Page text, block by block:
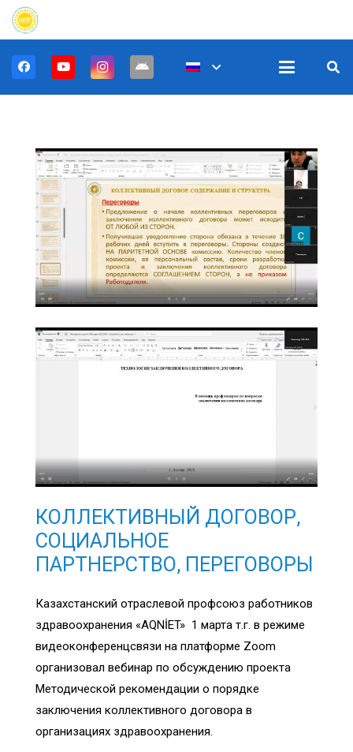
КОЛЛЕКТИВНЫЙ ДОГОВОР,
СОЦИАЛЬНОЕ
ПАРТНЕРСТВО, ПЕРЕГОВОРЫ
Казахстанский отраслевой профсоюз работников
здравоохранения «AQNİET» 1 марта т.г. в режиме
видеоконференцсвязи на платформе Zoom
организовал вебинар по обсуждению проекта
Методической рекомендации о порядке
заключения коллективного договора в
организациях здравоохранения.